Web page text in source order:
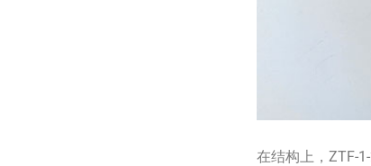
在结构上，ZTF-